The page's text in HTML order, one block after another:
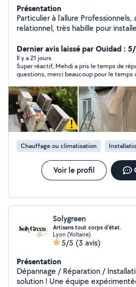
Présentation
Particulier à l'allure Professionnels,
relationnel, très habille pour
Electroménager, Portail, Volet,
électrique, interphone Bac Pro,
d'expérience.
Dernier avis laissé par Ouidad :
Il y a 21 jours
Super réactif, Mehdi a pris le temps de
questions, merci beaucoup pour le temps
Chauffage ou climatisation
Voir le profil
Solygreen
Artisans tout corps d'état.
Lyon (Voltaire)
5/5 (3 avis)
Présentation
Dépannage / Réparation / Installation Nous
solution ! Une équipe expérimentée sur Lyon et